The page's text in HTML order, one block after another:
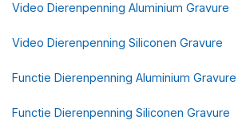
Video Dierenpenning Aluminium Gravure
Video Dierenpenning Siliconen Gravure
Functie Dierenpenning Aluminium Gravure
Functie Dierenpenning Siliconen Gravure